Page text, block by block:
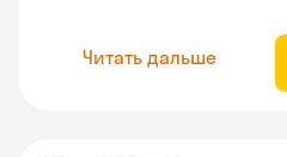
Читать дальше